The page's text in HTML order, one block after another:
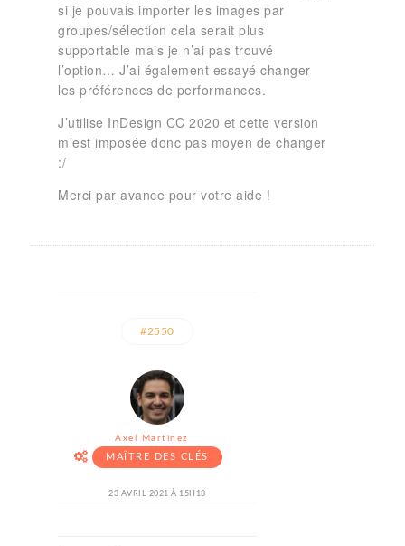
si je pouvais importer les images par
groupes/sélection cela serait plus
supportable mais je n’ai pas trouvé
l’option… J’ai également essayé changer
les préférences de performances.
J’utilise InDesign CC 2020 et cette version
m’est imposée donc pas moyen de changer
:/
Merci par avance pour votre aide !
#2550
Axel Martinez
MAÎTRE DES CLÉS
23 AVRIL 2021 À 15H18